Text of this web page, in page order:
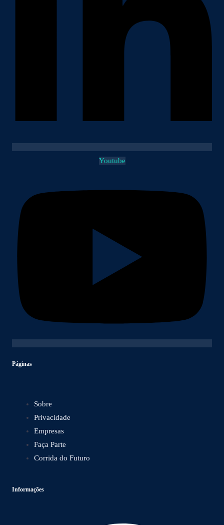
Youtube
Páginas
Sobre
Privacidade
Empresas
Faça Parte
Corrida do Futuro
Informações